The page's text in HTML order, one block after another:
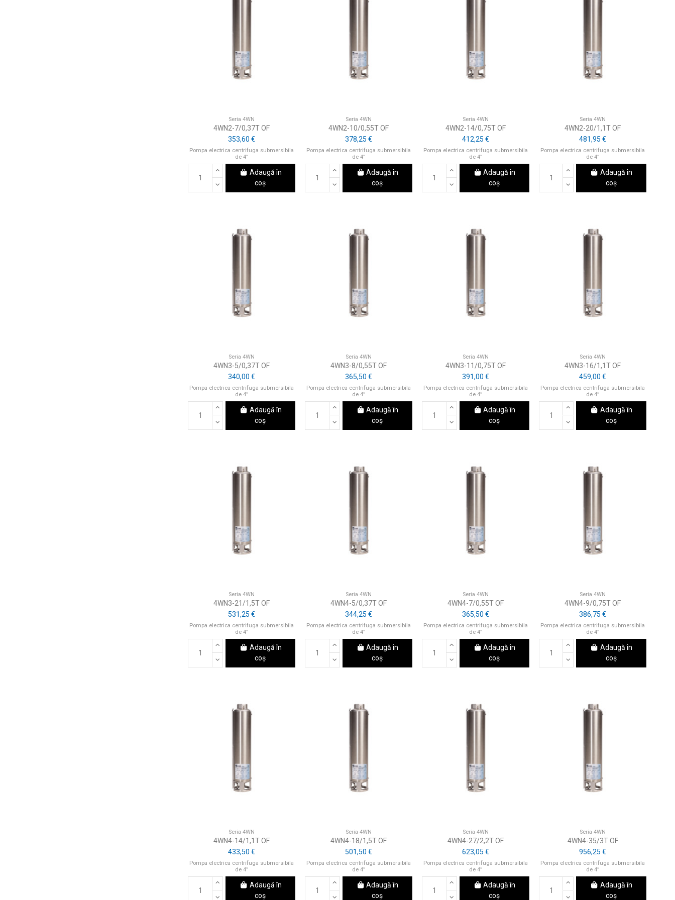
Seria 4WN
4WN2-7/0,37T OF
353,60 €
Pompa electrica centrifuga submersibila
de 4”
Adaugă în
coș
Seria 4WN
4WN2-10/0,55T OF
378,25 €
Pompa electrica centrifuga submersibila
de 4”
Adaugă în
coș
Seria 4WN
4WN2-14/0,75T OF
412,25 €
Pompa electrica centrifuga submersibila
de 4”
Adaugă în
coș
Seria 4WN
4WN2-20/1,1T OF
481,95 €
Pompa electrica centrifuga submersibila
de 4”
Adaugă în
coș
Seria 4WN
4WN3-5/0,37T OF
340,00 €
Pompa electrica centrifuga submersibila
de 4”
Adaugă în
coș
Seria 4WN
4WN3-8/0,55T OF
365,50 €
Pompa electrica centrifuga submersibila
de 4”
Adaugă în
coș
Seria 4WN
4WN3-11/0,75T OF
391,00 €
Pompa electrica centrifuga submersibila
de 4”
Adaugă în
coș
Seria 4WN
4WN3-16/1,1T OF
459,00 €
Pompa electrica centrifuga submersibila
de 4”
Adaugă în
coș
Seria 4WN
4WN3-21/1,5T OF
531,25 €
Pompa electrica centrifuga submersibila
de 4”
Adaugă în
coș
Seria 4WN
4WN4-5/0,37T OF
344,25 €
Pompa electrica centrifuga submersibila
de 4”
Adaugă în
coș
Seria 4WN
4WN4-7/0,55T OF
365,50 €
Pompa electrica centrifuga submersibila
de 4”
Adaugă în
coș
Seria 4WN
4WN4-9/0,75T OF
386,75 €
Pompa electrica centrifuga submersibila
de 4”
Adaugă în
coș
Seria 4WN
4WN4-14/1,1T OF
433,50 €
Pompa electrica centrifuga submersibila
de 4”
Adaugă în
coș
Seria 4WN
4WN4-18/1,5T OF
501,50 €
Pompa electrica centrifuga submersibila
de 4”
Adaugă în
coș
Seria 4WN
4WN4-27/2,2T OF
623,05 €
Pompa electrica centrifuga submersibila
de 4”
Adaugă în
coș
Seria 4WN
4WN4-35/3T OF
956,25 €
Pompa electrica centrifuga submersibila
de 4”
Adaugă în
coș